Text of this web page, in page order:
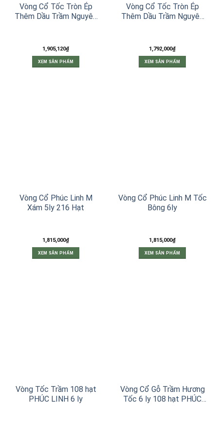
Vòng Cổ Tốc Tròn Ép
Thêm Dầu Trầm Nguyên
1,905,120₫
XEM SẢN PHẨM
Vòng Cổ Tốc Tròn Ép
Thêm Dầu Trầm Nguyên
1,792,000₫
XEM SẢN PHẨM
Vòng Cổ Phúc Linh M
Xám 5ly 216 Hạt
1,815,000₫
XEM SẢN PHẨM
Vòng Cổ Phúc Linh M Tốc
Bông 6ly
1,815,000₫
XEM SẢN PHẨM
Vòng Tốc Trầm 108 hạt
PHÚC LINH 6 ly
Vòng Cổ Gỗ Trầm Hương
Tốc 6 ly 108 hạt PHÚC